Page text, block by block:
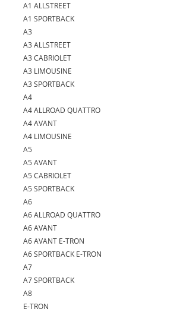
A1 ALLSTREET
A1 SPORTBACK
A3
A3 ALLSTREET
A3 CABRIOLET
A3 LIMOUSINE
A3 SPORTBACK
A4
A4 ALLROAD QUATTRO
A4 AVANT
A4 LIMOUSINE
A5
A5 AVANT
A5 CABRIOLET
A5 SPORTBACK
A6
A6 ALLROAD QUATTRO
A6 AVANT
A6 AVANT E-TRON
A6 SPORTBACK E-TRON
A7
A7 SPORTBACK
A8
E-TRON